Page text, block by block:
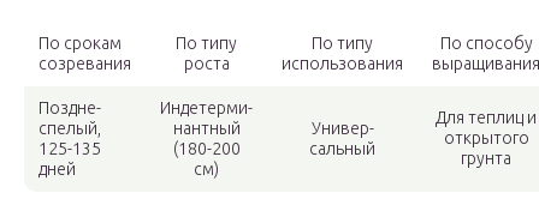
По срокам
созревания
По типу
роста
По типу
использования
По способу
выращивания
Поздне-
спелый,
125-135
дней
Индетерми-
нантный
(180-200
см)
Универ-
сальный
Для теплиц и
открытого
грунта